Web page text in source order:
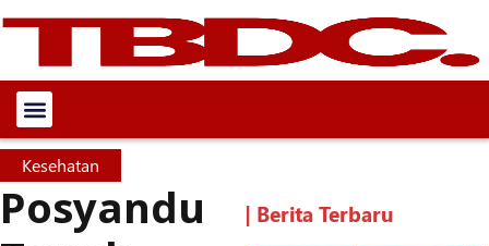
Kesehatan
Posyandu
| Berita Terbaru